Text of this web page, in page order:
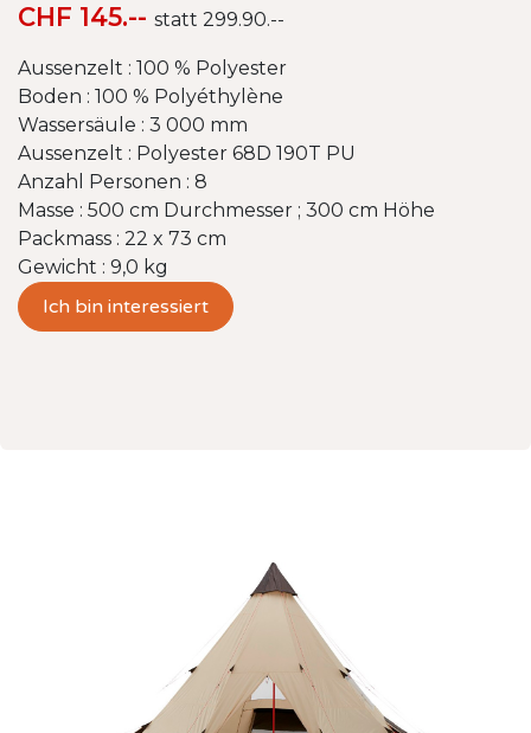
CHF 145.-- statt 299.90.--
Aussenzelt : 100 % Polyester
Boden : 100 % Polyéthylène
Wassersäule : 3 000 mm
Aussenzelt : Polyester 68D 190T PU
Anzahl Personen : 8
Masse : 500 cm Durchmesser ; 300 cm Höhe
Packmass : 22 x 73 cm
Gewicht : 9,0 kg
Ich bin interessiert